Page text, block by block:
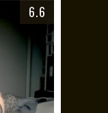
6.6